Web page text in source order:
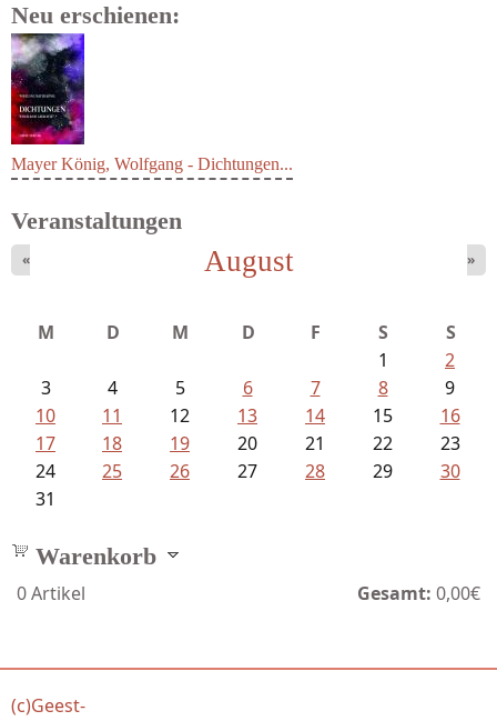
Neu erschienen:
Mayer König, Wolfgang - Dichtungen...
Veranstaltungen
August
« »
M D M D F S
S
1
2
3
4 5 6 7 8
9
10
11 12 13 14 15
16
17
18 19 20 21 22
23
24
25 26 27 28 29
30
31
Warenkorb
0Artikel Gesamt: 0,00€
(c)Geest-